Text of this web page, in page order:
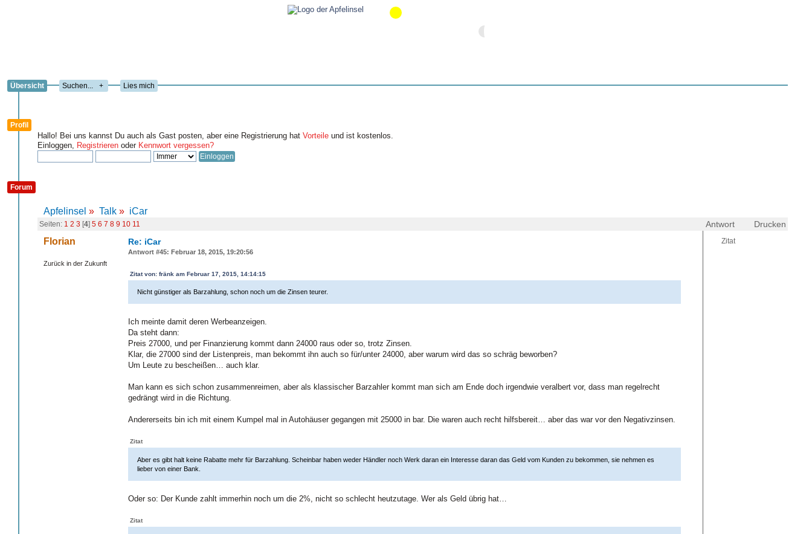
Übersicht + Lies mich
Profil
Hallo! Bei uns kannst Du auch als Gast posten, aber eine Registrierung hat Vorteile und ist kostenlos.
Einloggen, Registrieren oder Kennwort vergessen?
Forum
Apfelinsel » Talk » iCar
Antwort Drucken
Seiten: 1 2 3 [4] 5 6 7 8 9 10 11
Florian
Zurück in der Zukunft
Zitat
Re: iCar
Antwort #45: Februar 18, 2015, 19:20:56
Zitat von: fränk am Februar 17, 2015, 14:14:15
Nicht günstiger als Barzahlung, schon noch um die Zinsen teurer.
Ich meinte damit deren Werbeanzeigen.
Da steht dann:
Preis 27000, und per Finanzierung kommt dann 24000 raus oder so, trotz Zinsen.
Klar, die 27000 sind der Listenpreis, man bekommt ihn auch so für/unter 24000, aber warum wird das so schräg beworben?
Um Leute zu bescheißen… auch klar.
Man kann es sich schon zusammenreimen, aber als klassischer Barzahler kommt man sich am Ende doch irgendwie veralbert vor, dass man regelrecht
gedrängt wird in die Richtung.
Andererseits bin ich mit einem Kumpel mal in Autohäuser gegangen mit 25000 in bar. Die waren auch recht hilfsbereit… aber das war vor den Negativzinsen.
Zitat
Aber es gibt halt keine Rabatte mehr für Barzahlung. Scheinbar haben weder Händler noch Werk daran ein Interesse daran das Geld vom Kunden zu bekommen, sie nehmen es
lieber von einer Bank.
Oder so: Der Kunde zahlt immerhin noch um die 2%, nicht so schlecht heutzutage. Wer als Geld übrig hat…
Zitat